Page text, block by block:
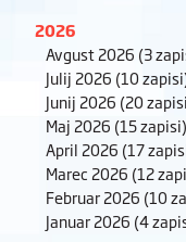
2026
Avgust 2026 (3
Julij 2026 (10
Junij 2026 (20
Maj 2026 (15 zapisi)
April 2026 (17
Marec 2026 (12
Februar 2026 (10
Januar 2026 (4